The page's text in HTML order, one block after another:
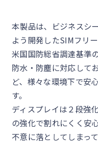
本製品は、ビジネスシ
よう開発したSIMフリ
米国国防総省調達基準
防水・防塵に対応して
ど、様々な環境下で安
す。
ディスプレイは２段強
の強化で割れにくく安心
不意に落としてしまっ